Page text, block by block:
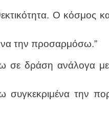
Ο κόσμος
να την προσαρμόσω.”
σε δράση ανάλογα με
την